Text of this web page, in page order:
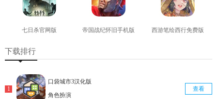
七日杀官网版 帝国战纪怀旧手机版 西游笔绘西行免费版
下载排行
口袋城市3汉化版
角色扮演
查看